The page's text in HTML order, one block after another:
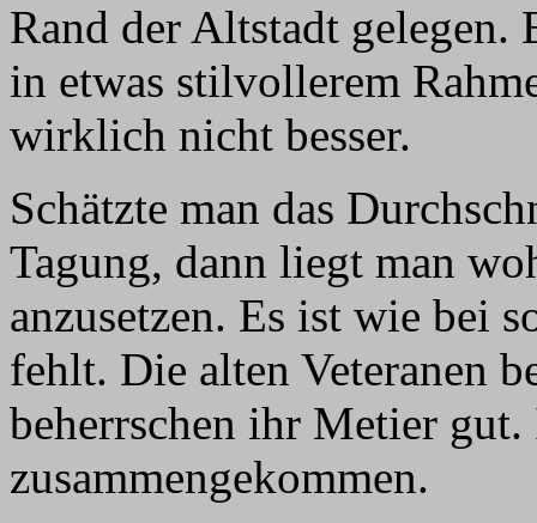
Rand der Altstadt gelegen.
in etwas stilvollerem
wirklich nicht besser.
Schätzte man das
Tagung, dann liegt man
anzusetzen. Es ist wie bei
fehlt. Die alten Veteranen
beherrschen ihr Metier
zusammengekommen.